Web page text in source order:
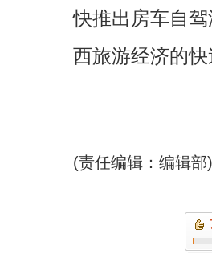
快推出房车自
西旅游经济的
(责任编辑：编辑部)